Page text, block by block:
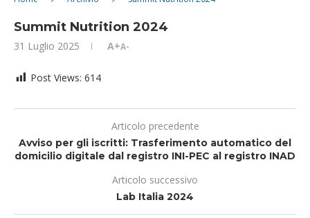
Summit Nutrition 2024
31 Luglio 2025 A+A-
Post Views: 614
Articolo precedente
Avviso per gli iscritti: Trasferimento automatico del
domicilio digitale dal registro INI-PEC al registro INAD
Articolo successivo
Lab Italia 2024